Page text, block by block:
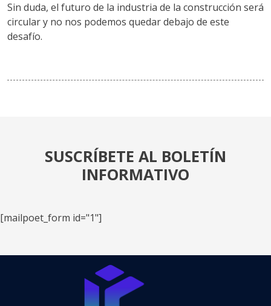
Sin duda, el futuro de la industria de la construcción será
circular y no nos podemos quedar debajo de este
desafío.
SUSCRÍBETE AL BOLETÍN
INFORMATIVO
[mailpoet_form id="1"]